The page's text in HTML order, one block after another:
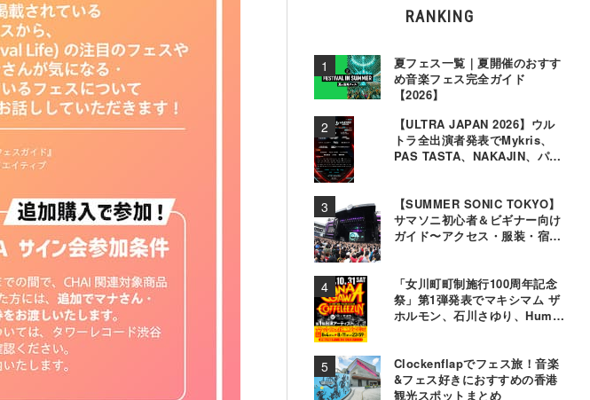
RANKING
夏フェス一覧｜夏開催のおすす
め音楽フェス完全ガイド
【2026】
【ULTRA JAPAN 2026】ウル
トラ全出演者発表でMykris、
PAS TASTA、NAKAJIN、パソ
【SUMMER SONIC TOKYO】
サマソニ初心者＆ビギナー向け
ガイド〜アクセス・服装・宿泊
「女川町町制施行100周年記念
祭」第1弾発表でマキシマム ザ
ホルモン、石川さゆり、Hump
Clockenflapでフェス旅！音楽
&フェス好きにおすすめの香港
観光スポットまとめ